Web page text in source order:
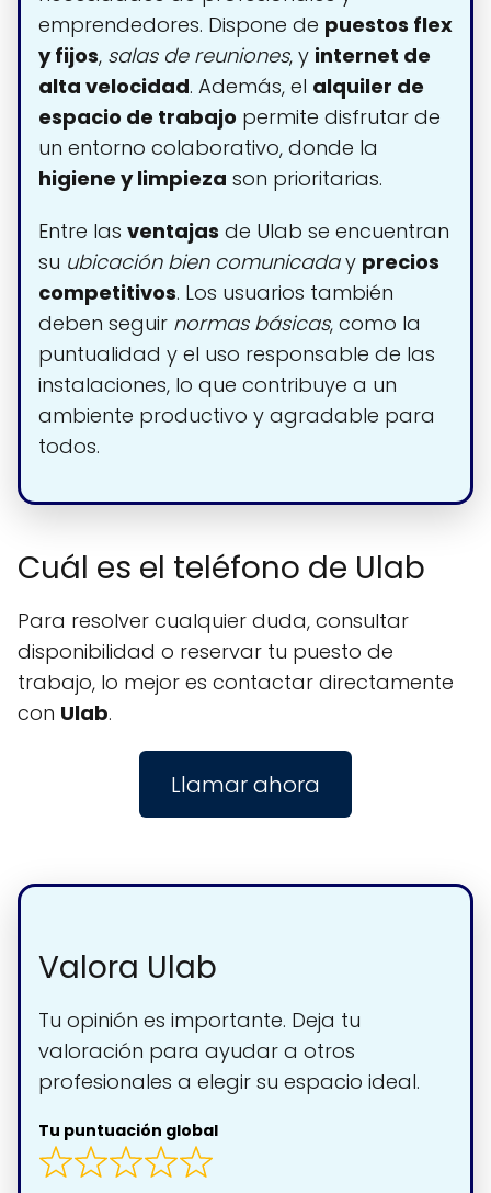
emprendedores. Dispone de puestos flex
y fijos, salas de reuniones, y internet de
alta velocidad. Además, el alquiler de
espacio de trabajo permite disfrutar de
un entorno colaborativo, donde la
higiene y limpieza son prioritarias.
Entre las ventajas de Ulab se encuentran
su ubicación bien comunicaday precios
competitivos. Los usuarios también
deben seguir normas básicas, como la
puntualidad y el uso responsable de las
instalaciones, lo que contribuye a un
ambiente productivo y agradable para
todos.
Cuál es el teléfono de Ulab
Para resolver cualquier duda, consultar
disponibilidad o reservar tu puesto de
trabajo, lo mejor es contactar directamente
con Ulab.
Llamar ahora
Valora Ulab
Tu opinión es importante. Deja tu
valoración para ayudar a otros
profesionales a elegir su espacio ideal.
Tu puntuación global